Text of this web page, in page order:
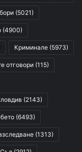
(5021)
(4900)
Криминале (5973)
отговори (115)
(2143)
(6493)
(1313)